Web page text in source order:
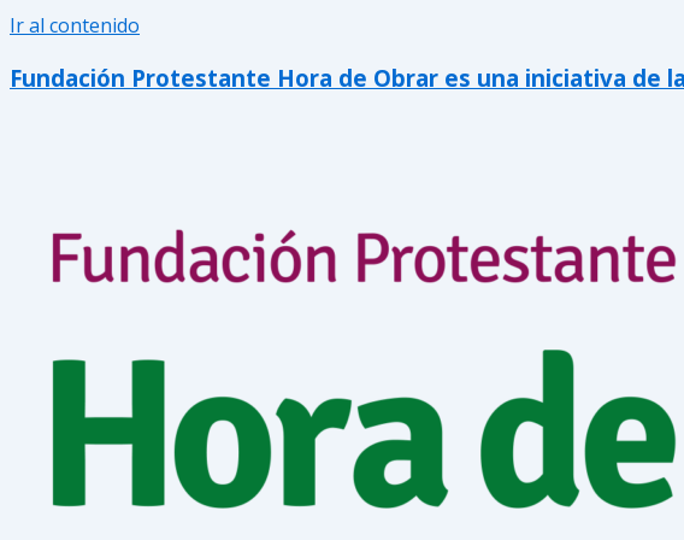
Ir al contenido
Fundación Protestante Hora de Obrar es una iniciativa de